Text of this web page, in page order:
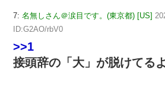
7: 名無しさん＠涙目です。(東京都) [US]
ID:G2AO/rbV0
>>1
接頭辞の「大」が脱けてるよ